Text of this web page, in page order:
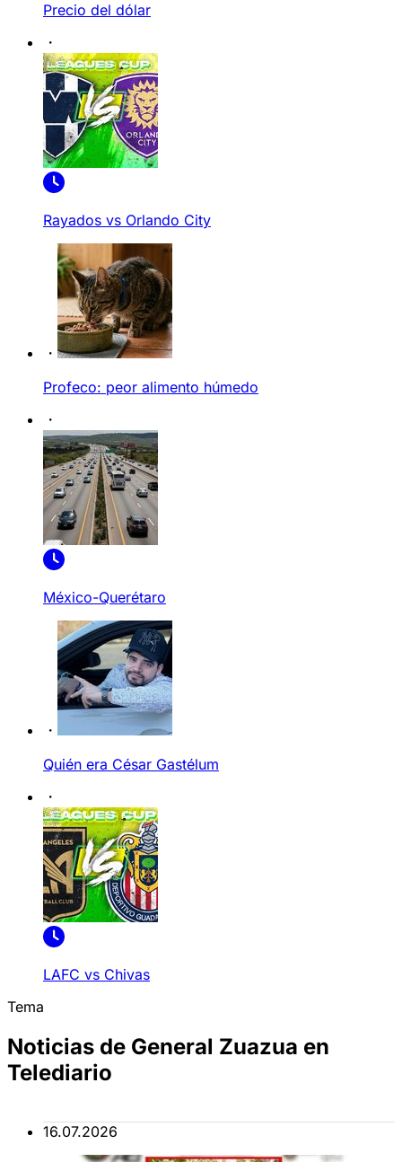
Precio del dólar
Rayados vs Orlando City
Profeco: peor alimento húmedo
México-Querétaro
Quién era César Gastélum
LAFC vs Chivas
Tema
Noticias de General Zuazua en
Telediario
16.07.2026